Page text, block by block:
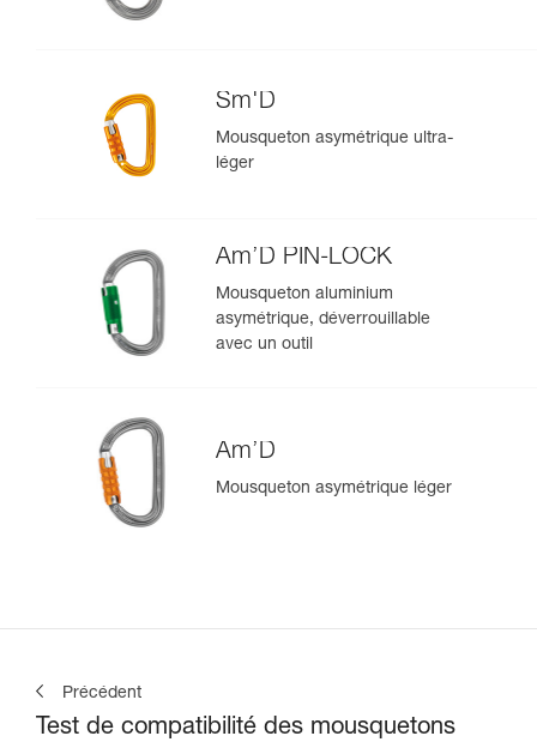
Sm'D
Mousqueton asymétrique ultra-
léger
Am’D PIN-LOCK
Mousqueton aluminium
asymétrique, déverrouillable
avec un outil
Am’D
Mousqueton asymétrique léger
Précédent
Test de compatibilité des mousquetons